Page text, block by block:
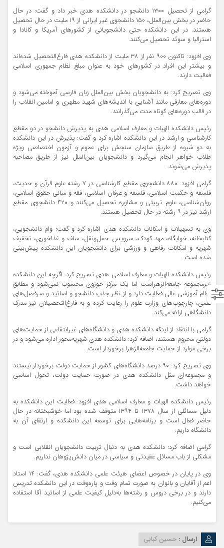
گرامی از تحصیل ۱۳۰۰ دانشجو در دانشکده هدی خبر داد و گفت: در حال
حاضر در بخش بین‌الملل، ۱۵۰ دانشجوی غیر ایرانی از ۱۹ ملیت در حال تحصیل
هستند. در این دانشکده حتی دانشجویانی از کشورهای آمریکا و کانادا و
استرالیا و سوئد تحصیل می‌کنند.
وی افزود: تاکنون ۹۰۰ نفر از ۳۸ ملیت از دانشکده هدی فارغ‌التحصیل شده‌اند
و بیشتر این افراد در کشورهای خود به عنوان مبلغ نظام جمهوری اسلامی
فعالیت دارند.
وی تصریح کرد: به دانشجویان بخش بین‌الملل زبان فارسی آموخته می‌شود و
دوره‌های معارفی مانند آشنایی با اندیشه‌های شهید مطهری و امامین انقلاب را
در قالب‌ دوره‌های کوتاه مدت می‌گذرانند.
رئیس دانشکده الهیات و معارف اسلامی هدی به پذیرش دانشجو در دو مقطع
کارشناسی و ارشد در این دانشکده اشاره کرد و گفت: پذیرش در این دانشکده
به دو شیوه از طریق سازمان سنجش برای عموم و آزمون اختصاصی ویژه
طلاب خواهر انجام می‌گیرد و دانشجویان بین‌الملل نیز از طریق مصاحبه
پذیرش می‌شوند.
گرامی افزود: ۸۸۰ دانشجوی مقطع کارشناسی در ۷ رشته علوم قرآن و حدیث،
فلسفه و حکمت اسلامی، فلسفه و عرفان اسلامی، فقه و مبانی حقوق اسلامی،
روان‌شناسی، علوم تربیتی و مشاوره تحصیل می‌کنند و ۴۲۰ دانشجوی مقطع
ارشد نیز در ۹ رشته در حال تحصیل هستند.
وی به تسهیلات و امکانات دانشکده هدی اشاره کرد و گفت: وام دانشجویی،
کتابخانه، خوابگاه، مهد کودک، سرویس حمل‌ونقل، سلف و غذاخوری، تخفیف
شهریه و امکانات رفاهی و ورزشی برای دانشجویان این دانشکده پیش‌بینی
شده است.
رئیس دانشکده الهیات و معارف اسلامی هدی تصریح کرد: اگرچه این دانشکده
زیرمجموعه جامعه‌الزهراست اما یک مرکز حوزوی محسوب نمی‌شود و مطابق
نظام آموزشی عالی فعالیت دارد و از نظر جذب دانشجو و اساتید و سرفصل‌های
علمی، چارچوب‌های وزارت علوم را رعایت کرده و به فارغ‌التحصیلان نیز مدرک
دانشگاهی ارائه می‌کند.
گرامی با انتقاد از اینکه دانشکده هدی و دانشگاه‌های غیرانتفاعی از حمایت‌های
دولتی محروم هستند، اضافه کرد: دانشکده هدی شهریه‌محور اداره می‌شود و در
برخی موارد از حمایت جامعه‌الزهرا برخوردار است.
وی تصریح کرد: ۹۰ درصد دانشگاه‌های کشور از حمایت دولت برخوردار نیستند
و مجموعه‌ای مثل دانشکده هدی در صورت حمایت دولت، تحول اساسی
خواهد داشت.
رئیس دانشکده الهیات و معارف اسلامی هدی افزود: فعالیت این دانشکده به
دلیل مسائلی از سال ۱۳۷۸ تا ۱۳۹۴ متوقف شده بود اما خوشبختانه در حال
حاضر فعال است و برنامه‌هایی برای توسعه این دانشکده و ارتقای آن به
دانشگاه داریم.
گرامی اضافه کرد: دانشکده هدی به دنبال تربیت دانشجویان انقلابی است و
مشکلی از باب مسائل عقیدتی و سیاسی در میان دانش‌پژوهان نداریم.
وی در پایان در خصوص اعضای هیئت علمی دانشکده هدی، گفت: ۱۴ استاد
اعم از آقایان و بانوان به صورت تمام وقت و پاره‌وقت در این دانشکده تدریس
دارند و در برخی دروس و رشته‌ها به‌دلیل کیفیت علمی از اساتید آقا استفاده
می‌کنیم.
ارسال : حسین کبابی